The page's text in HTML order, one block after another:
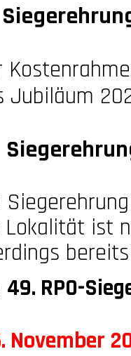
Jubiläum
Lokalität ist
49. RPO-
November